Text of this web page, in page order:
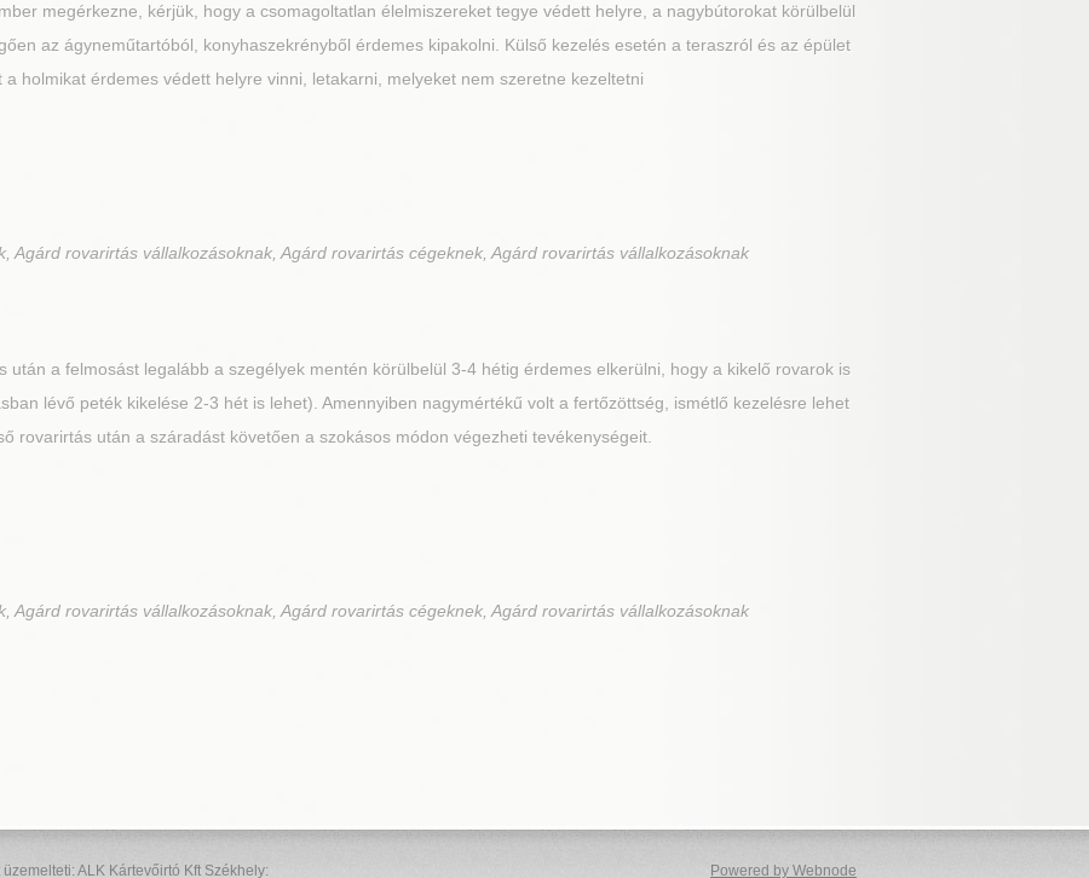
megérkezne, kérjük, hogy a csomagoltatlan élelmiszereket tegye védett helyre, a nagybútorokat körülbelül
az ágyneműtartóból, konyhaszekrényből érdemes kipakolni. Külső kezelés esetén a teraszról és az épület
a holmikat érdemes védett helyre vinni, letakarni, melyeket nem szeretne kezeltetni
Agárd rovarirtás vállalkozásoknak, Agárd rovarirtás cégeknek, Agárd rovarirtás vállalkozásoknak
után a felmosást legalább a szegélyek mentén körülbelül 3-4 hétig érdemes elkerülni, hogy a kikelő rovarok is
lévő peték kikelése 2-3 hét is lehet). Amennyiben nagymértékű volt a fertőzöttség, ismétlő kezelésre lehet
rovarirtás után a száradást követően a szokásos módon végezheti tevékenységeit.
Agárd rovarirtás vállalkozásoknak, Agárd rovarirtás cégeknek, Agárd rovarirtás vállalkozásoknak
ALK Kártevőirtó Kft Székhely: Powered by Webnode